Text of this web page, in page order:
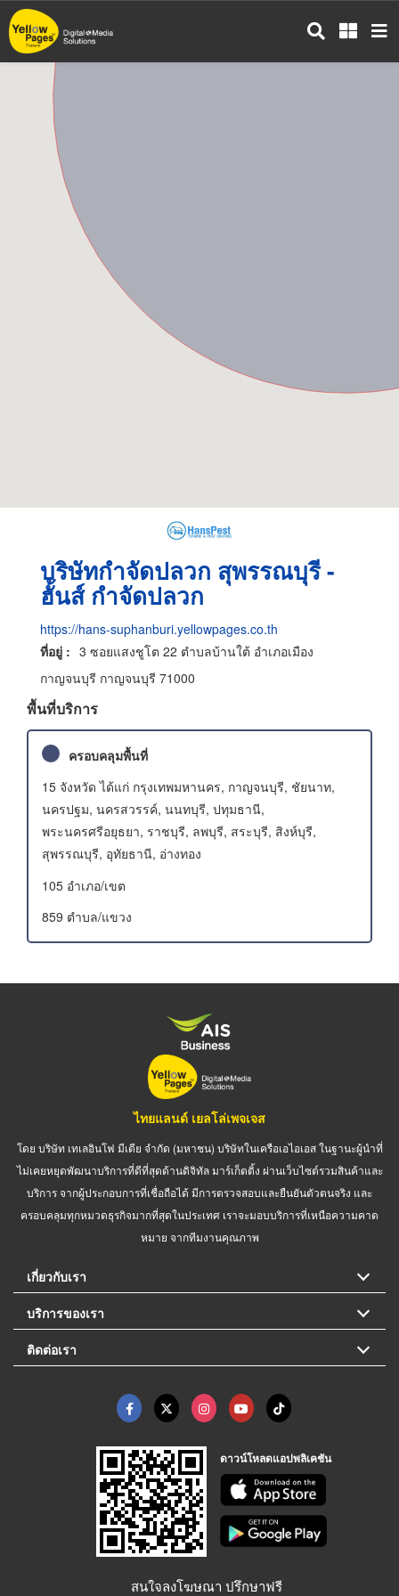
ข้าม
ไป
บริษัทกำจัดปลวก สุพรรณบุรี -
ฮั้นส์ กำจัดปลวก
https://hans-suphanburi.yellowpages.co.th
ที่อยู่ : 3 ซอยแสงชูโต 22 ตำบลบ้านใต้ อำเภอเมือง
กาญจนบุรี กาญจนบุรี 71000
พื้นที่บริการ
ครอบคลุมพื้นที่
15 จังหวัด ได้แก่ กรุงเทพมหานคร, กาญจนบุรี, ชัยนาท,
นครปฐม, นครสวรรค์, นนทบุรี, ปทุมธานี,
พระนครศรีอยุธยา, ราชบุรี, ลพบุรี, สระบุรี, สิงห์บุรี,
สุพรรณบุรี, อุทัยธานี, อ่างทอง
105 อําเภอ/เขต
859 ตำบล/แขวง
ไทยแลนด์ เยลโล่เพจเจส
โดย บริษัท เทเลอินโฟ มีเดีย จำกัด (มหาชน) บริษัทในเครือเอไอเอส ในฐานะผู้นำที่
ไม่เคยหยุดพัฒนาบริการที่ดีที่สุดด้านดิจิทัล มาร์เก็ตติ้ง ผ่านเว็บไซต์รวมสินค้าและ
บริการ จากผู้ประกอบการที่เชื่อถือได้ มีการตรวจสอบและยืนยันตัวตนจริง และ
ครอบคลุมทุกหมวดธุรกิจมากที่สุดในประเทศ เราจะมอบบริการที่เหนือความคาด
หมาย จากทีมงานคุณภาพ
เกี่ยวกับเรา
บริการของเรา
ติดต่อเรา
ดาวน์โหลดแอปพลิเคชัน
สนใจลงโฆษณา ปรึกษาฟรี